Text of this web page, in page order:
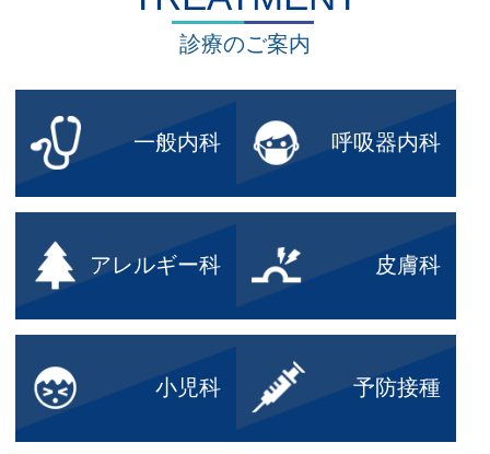
診療のご案内
一般内科 呼吸器内科
アレルギー科 皮膚科
小児科 予防接種